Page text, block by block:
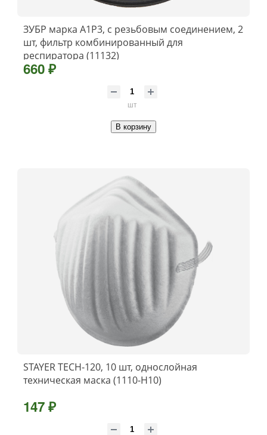
ЗУБР марка A1P3, с резьбовым соединением, 2
шт, фильтр комбинированный для
респиратора (11132)
660 ₽
шт
В корзину
STAYER TECH-120, 10 шт, однослойная
техническая маска (1110-H10)
147 ₽